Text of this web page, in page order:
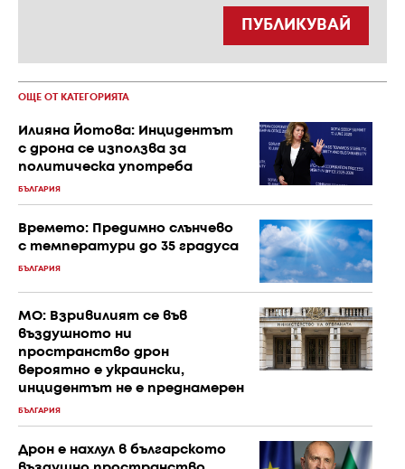
ПУБЛИКУВАЙ
ОЩЕ ОТ КАТЕГОРИЯТА
Илияна Йотова: Инцидентът
с дрона се използва за
политическа употреба
БЪЛГАРИЯ
Времето: Предимно слънчево
с температури до 35 градуса
БЪЛГАРИЯ
МО: Взривилият се във
въздушното ни
пространство дрон
вероятно е украински,
инцидентът не е преднамерен
БЪЛГАРИЯ
Дрон е нахлул в българското